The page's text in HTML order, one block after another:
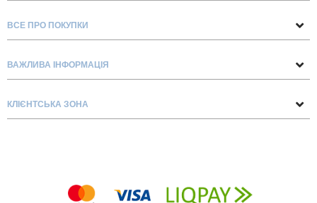
ВСЕ ПРО ПОКУПКИ
Про нас
Блог
ВАЖЛИВА ІНФОРМАЦІЯ
Доставка та оплата
КЛІЄНТСЬКА ЗОНА